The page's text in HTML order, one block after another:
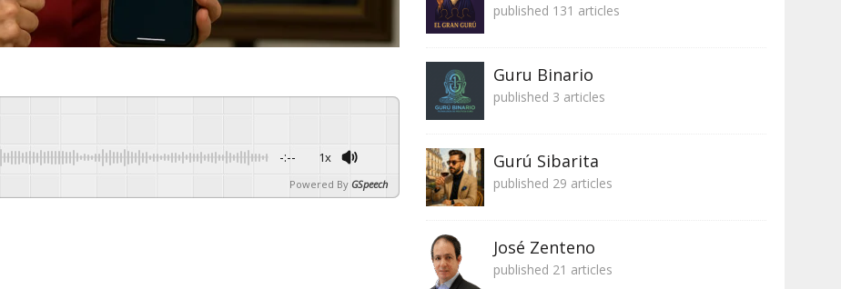
-:-- 1x
Powered By GSpeech
published 131 articles
Guru Binario
published 3 articles
Gurú Sibarita
published 29 articles
José Zenteno
published 21 articles